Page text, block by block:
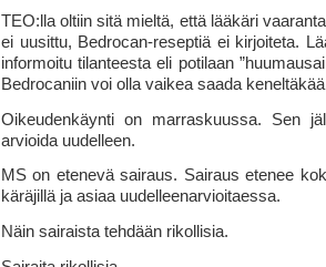
TEO:lla oltiin sitä mieltä, että lääkäri
ei uusittu, Bedrocan-reseptiä ei kirjoiteta.
informoitu tilanteesta eli potilaan
Bedrocaniin voi olla vaikea saada
Oikeudenkäynti on marraskuussa. Sen
arvioida uudelleen.
MS on etenevä sairaus. Sairaus etenee
käräjillä ja asiaa uudelleenarvioitaessa.
Näin sairaista tehdään rikollisia.